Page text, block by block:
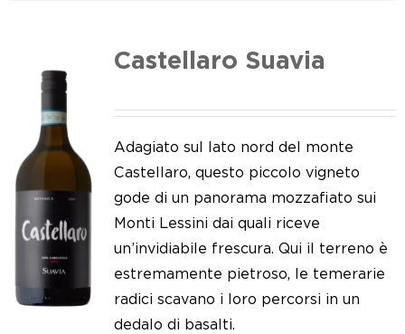
Castellaro Suavia
Adagiato sul lato nord del monte
Castellaro, questo piccolo vigneto
gode di un panorama mozzafiato sui
Monti Lessini dai quali riceve
un’invidiabile frescura. Qui il terreno è
estremamente pietroso, le temerarie
radici scavano i loro percorsi in un
dedalo di basalti.